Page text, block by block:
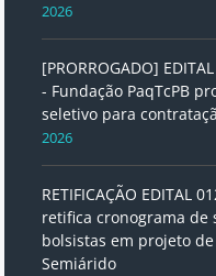
2026
[PRORROGADO]
- Fundação PaqTcPB
seletivo para
2026
RETIFICAÇÃO EDITAL
retifica cronograma de
bolsistas em projeto
Semiárido